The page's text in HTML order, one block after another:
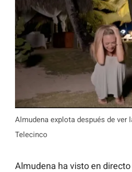
Almudena explota después de ver
Telecinco
Almudena ha visto en